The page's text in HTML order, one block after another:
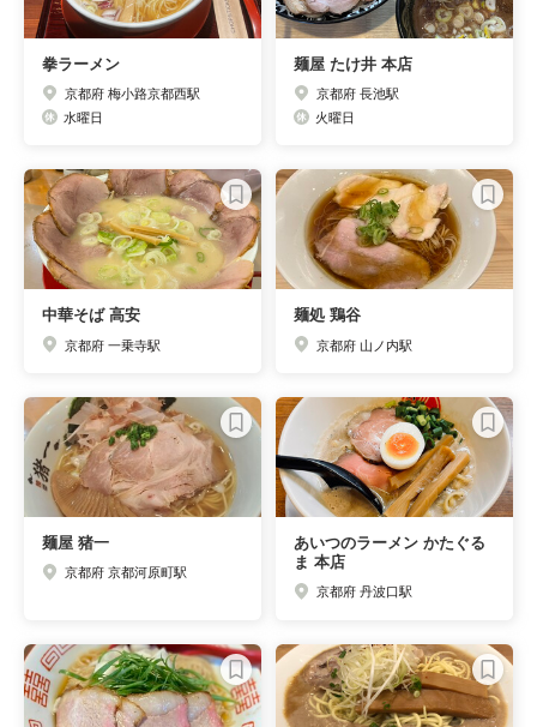
拳ラーメン
京都府 梅小路京都西駅
水曜日
麺屋 たけ井 本店
京都府 長池駅
火曜日
中華そば 高安
京都府 一乗寺駅
麺処 鶏谷
京都府 山ノ内駅
麺屋 猪一
京都府 京都河原町駅
あいつのラーメン かたぐる
ま 本店
京都府 丹波口駅